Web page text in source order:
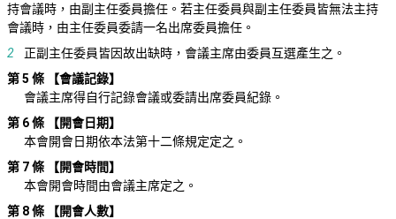
持會議時，由副主任委員擔任。若主任委員與副主任委員皆無法主持
會議時，由主任委員委請一名出席委員擔任。
2
正副主任委員皆因故出缺時，會議主席由委員互選產生之。
第 5 條
【會議記錄】
會議主席得自行記錄會議或委請出席委員紀錄。
第 6 條
【開會日期】
本會開會日期依本法第十二條規定定之。
第 7 條
【開會時間】
本會開會時間由會議主席定之。
第 8 條
【開會人數】